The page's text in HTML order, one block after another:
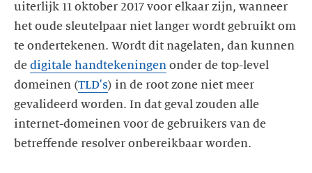
uiterlijk 11 oktober 2017 voor elkaar zijn, wanneer
het oude sleutelpaar niet langer wordt gebruikt om
te ondertekenen. Wordt dit nagelaten, dan kunnen
de digitale handtekeningen onder de top-level
domeinen (TLD's) in de root zone niet meer
gevalideerd worden. In dat geval zouden alle
internet-domeinen voor de gebruikers van de
betreffende resolver onbereikbaar worden.